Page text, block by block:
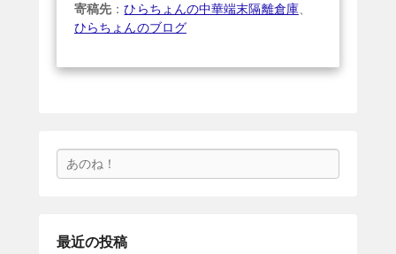
寄稿先 ：ひらちょんの中華端末隔離倉庫、
ひらちょんのブログ
索
最近の投稿